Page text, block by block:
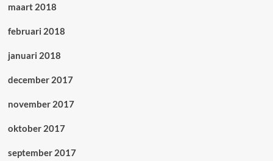
maart 2018
februari 2018
januari 2018
december 2017
november 2017
oktober 2017
september 2017